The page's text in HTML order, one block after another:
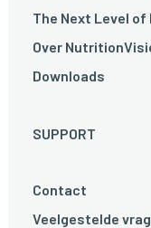
The Next Level of
Over
Downloads
SUPPORT
Contact
Veelgestelde